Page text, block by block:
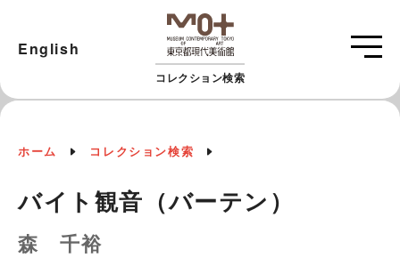
コレクション検索
English
ホーム コレクション検索
バイト観音（バーテン）
森 千裕